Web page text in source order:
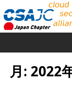
月: 2022